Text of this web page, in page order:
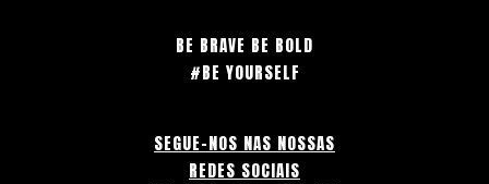
BE BRAVE BE BOLD
#BE YOURSELF
SEGUE-NOS NAS NOSSAS
REDES SOCIAIS